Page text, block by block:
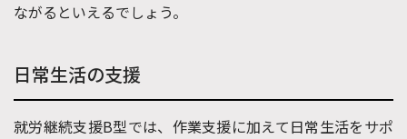
ながるといえるでしょう。
日常生活の支援
就労継続支援B型では、作業支援に加えて日常生活をサポ